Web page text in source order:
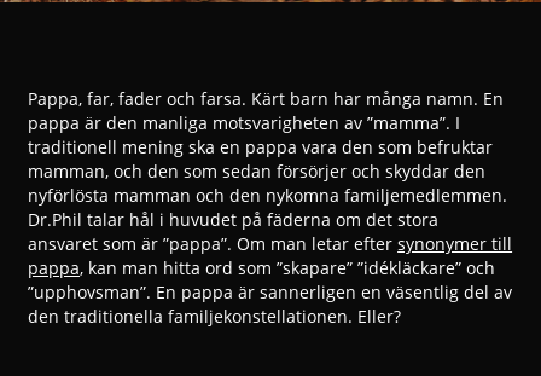
Pappa, far, fader och farsa. Kärt barn har många namn. En
pappa är den manliga motsvarigheten av ”mamma”. I
traditionell mening ska en pappa vara den som befruktar
mamman, och den som sedan försörjer och skyddar den
nyförlösta mamman och den nykomna familjemedlemmen.
Dr.Phil talar hål i huvudet på fäderna om det stora
ansvaret som är ”pappa”. Om man letar eftersynonymer till
pappa, kan man hitta ord som ”skapare” ”idékläckare” och
”upphovsman”. En pappa är sannerligen en väsentlig del av
den traditionella familjekonstellationen. Eller?